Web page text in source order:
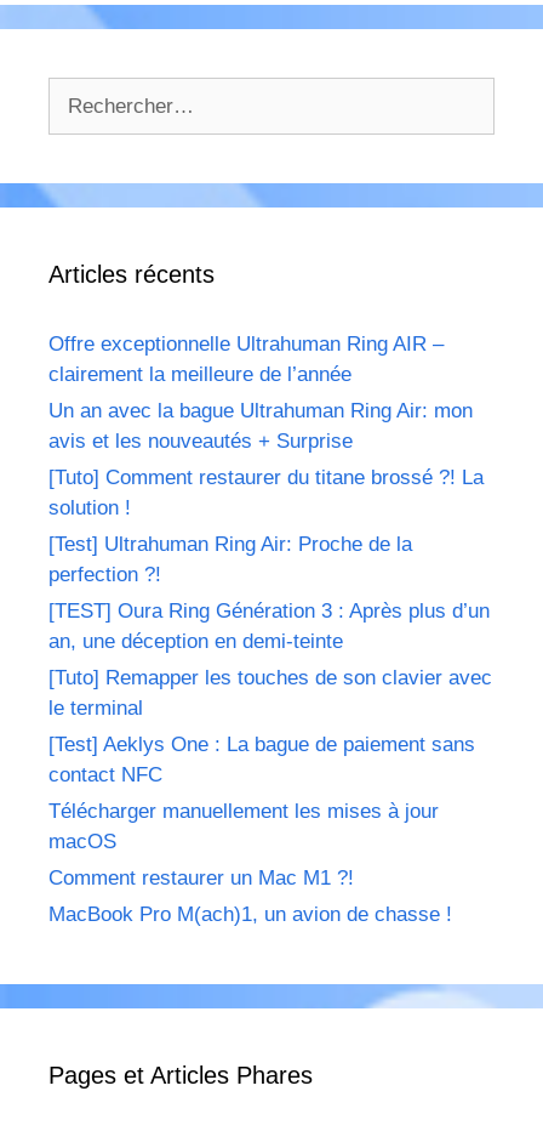
Articles récents
Offre exceptionnelle Ultrahuman Ring AIR –
clairement la meilleure de l’année
Un an avec la bague Ultrahuman Ring Air: mon
avis et les nouveautés + Surprise
[Tuto] Comment restaurer du titane brossé ?! La
solution !
[Test] Ultrahuman Ring Air: Proche de la
perfection ?!
[TEST] Oura Ring Génération 3 : Après plus d’un
an, une déception en demi-teinte
[Tuto] Remapper les touches de son clavier avec
le terminal
[Test] Aeklys One : La bague de paiement sans
contact NFC
Télécharger manuellement les mises à jour
macOS
Comment restaurer un Mac M1 ?!
MacBook Pro M(ach)1, un avion de chasse !
Pages et Articles Phares